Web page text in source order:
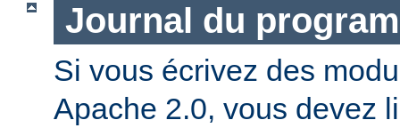
Journal du
Si vous écrivez des
Apache 2.0, vous devez